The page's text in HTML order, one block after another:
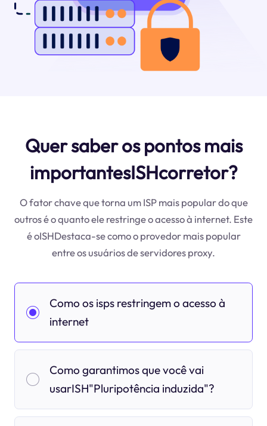
Quer saber os pontos mais
importantesISHcorretor?
O fator chave que torna um ISP mais popular do que
outros é o quanto ele restringe o acesso à internet. Este
é oISHDestaca-se como o provedor mais popular
entre os usuários de servidores proxy.
Como os isps restringem o acesso à
internet
Como garantimos que você vai
usarISH"Pluripotência induzida"?